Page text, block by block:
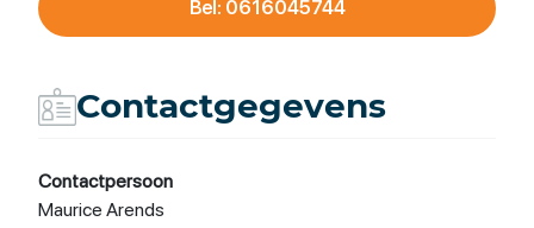
Bel: 0616045744
Contactgegevens
Contactpersoon
Maurice Arends